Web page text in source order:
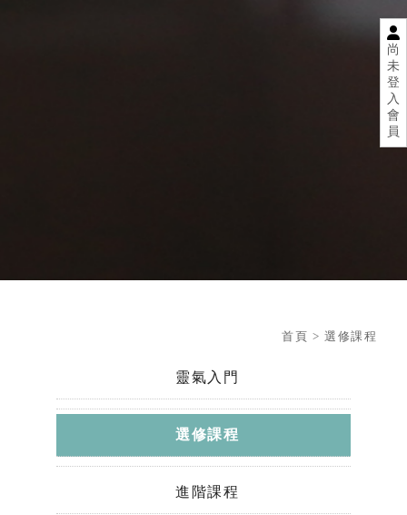
尚
未
登
入
會
員
首頁 > 選修課程
靈氣入門
選修課程
進階課程